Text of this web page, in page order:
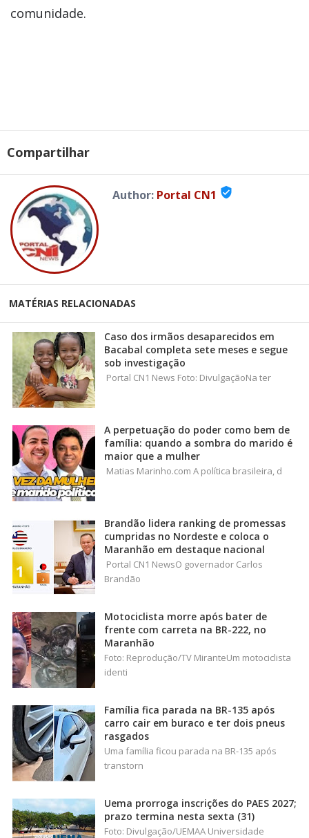
comunidade.
Compartilhar
Author: Portal CN1 verified_user
MATÉRIAS RELACIONADAS
Caso dos irmãos desaparecidos em
Bacabal completa sete meses e segue
sob investigação
Portal CN1 News Foto: DivulgaçãoNa ter
A perpetuação do poder como bem de
família: quando a sombra do marido é
maior que a mulher
Matias Marinho.com A política brasileira, d
Brandão lidera ranking de promessas
cumpridas no Nordeste e coloca o
Maranhão em destaque nacional
Portal CN1 NewsO governador Carlos
Brandão
Motociclista morre após bater de
frente com carreta na BR-222, no
Maranhão
Foto: Reprodução/TV MiranteUm motociclista
identi
Família fica parada na BR-135 após
carro cair em buraco e ter dois pneus
rasgados
Uma família ficou parada na BR-135 após
transtorn
Uema prorroga inscrições do PAES 2027;
prazo termina nesta sexta (31)
Foto: Divulgação/UEMAA Universidade